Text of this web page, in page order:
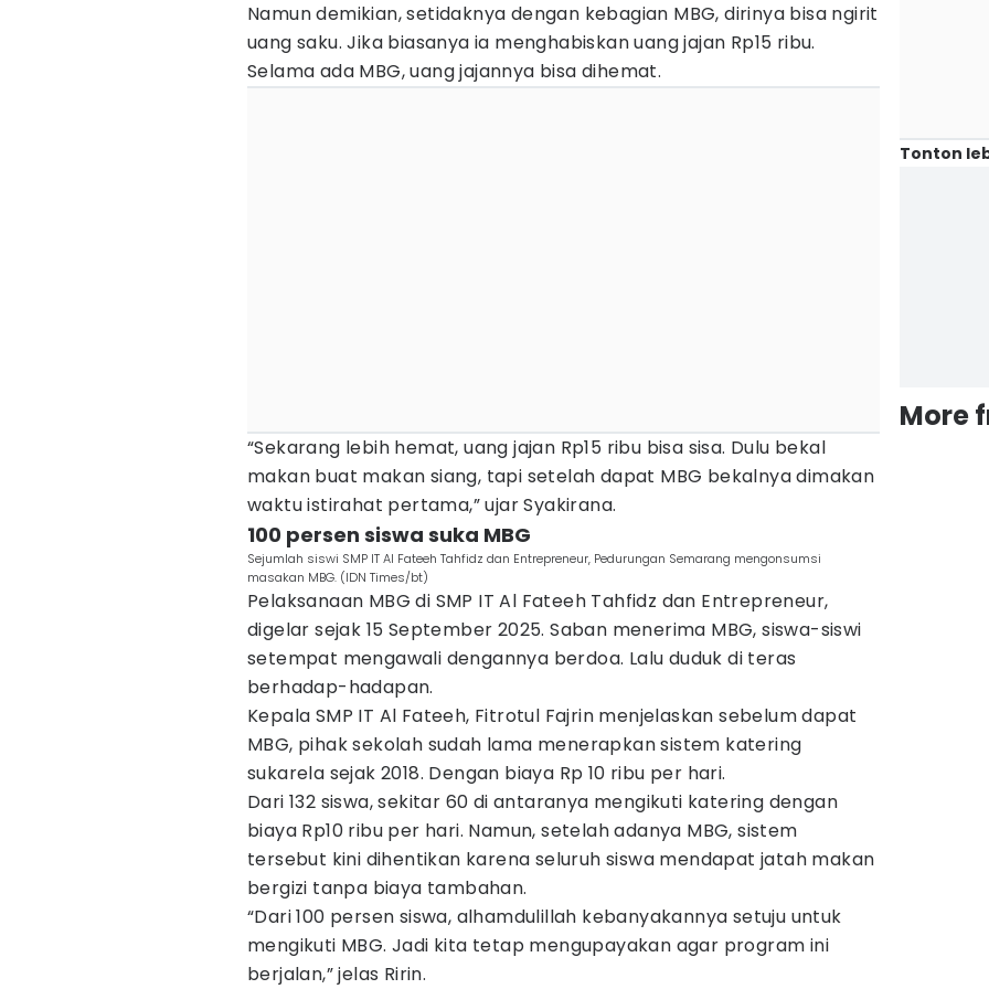
Namun demikian, setidaknya dengan kebagian MBG, dirinya bisa ngirit
uang saku. Jika biasanya ia menghabiskan uang jajan Rp15 ribu.
Selama ada MBG, uang jajannya bisa dihemat.
“Sekarang lebih hemat, uang jajan Rp15 ribu bisa sisa. Dulu bekal
makan buat makan siang, tapi setelah dapat MBG bekalnya dimakan
waktu istirahat pertama,” ujar Syakirana.
100 persen siswa suka MBG
Sejumlah siswi SMP IT Al Fateeh Tahfidz dan Entrepreneur, Pedurungan Semarang mengonsumsi
masakan MBG. (IDN Times/bt)
Pelaksanaan MBG di SMP IT Al Fateeh Tahfidz dan Entrepreneur,
digelar sejak 15 September 2025. Saban menerima MBG, siswa-siswi
setempat mengawali dengannya berdoa. Lalu duduk di teras
berhadap-hadapan.
Kepala SMP IT Al Fateeh, Fitrotul Fajrin menjelaskan sebelum dapat
MBG, pihak sekolah sudah lama menerapkan sistem katering
sukarela sejak 2018. Dengan biaya Rp 10 ribu per hari.
Dari 132 siswa, sekitar 60 di antaranya mengikuti katering dengan
biaya Rp10 ribu per hari. Namun, setelah adanya MBG, sistem
tersebut kini dihentikan karena seluruh siswa mendapat jatah makan
bergizi tanpa biaya tambahan.
“Dari 100 persen siswa, alhamdulillah kebanyakannya setuju untuk
mengikuti MBG. Jadi kita tetap mengupayakan agar program ini
berjalan,” jelas Ririn.
Tonton
More